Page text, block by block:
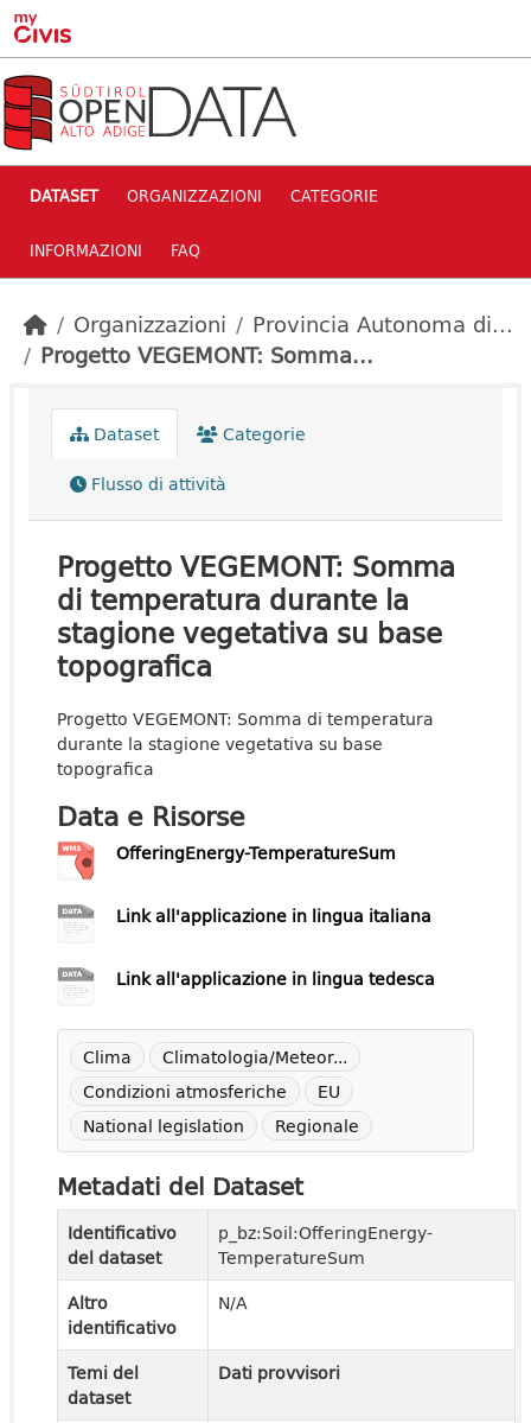
Skip to main content
DATASET ORGANIZZAZIONI CATEGORIE
INFORMAZIONI FAQ
Organizzazioni
Provincia Autonoma di...
Progetto VEGEMONT: Somma...
Dataset
Categorie
Flusso di attività
Progetto VEGEMONT: Somma
di temperatura durante la
stagione vegetativa su base
topografica
Progetto VEGEMONT: Somma di temperatura
durante la stagione vegetativa su base
topografica
Data e Risorse
OfferingEnergy-TemperatureSum
Link all'applicazione in lingua italiana
Link all'applicazione in lingua tedesca
Clima
Climatologia/Meteor...
Condizioni atmosferiche
EU
National legislation
Regionale
Metadati del Dataset
Identificativo
del dataset
p_bz:Soil:OfferingEnergy-
TemperatureSum
Altro
identificativo
N/A
Temi del
dataset
Dati provvisori